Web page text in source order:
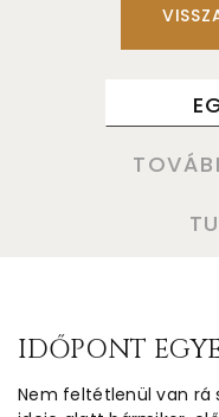
IDŐPONT
Nem feltétlenül van rá